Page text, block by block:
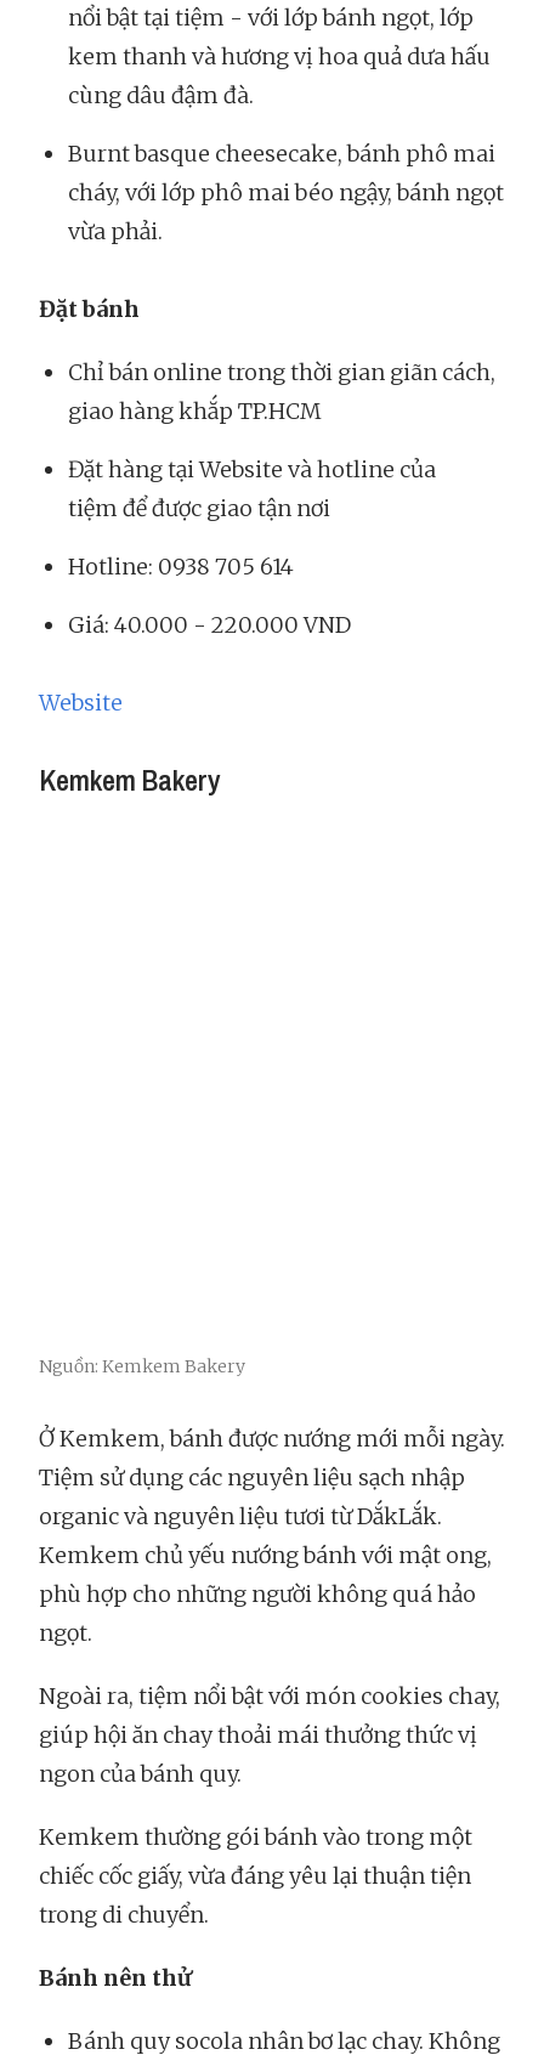
nổi bật tại tiệm - với lớp bánh ngọt, lớp
kem thanh và hương vị hoa quả dưa hấu
cùng dâu đậm đà.
Burnt basque cheesecake, bánh phô mai
cháy, với lớp phô mai béo ngậy, bánh ngọt
vừa phải.
Đặt bánh
Chỉ bán online trong thời gian giãn cách,
giao hàng khắp TP.HCM
Đặt hàng tại Website và hotline của
tiệm để được giao tận nơi
Hotline: 0938 705 614
Giá: 40.000 - 220.000 VND
Website
Kemkem Bakery
Nguồn: Kemkem Bakery
Ở Kemkem, bánh được nướng mới mỗi ngày.
Tiệm sử dụng các nguyên liệu sạch nhập
organic và nguyên liệu tươi từ DắkLắk.
Kemkem chủ yếu nướng bánh với mật ong,
phù hợp cho những người không quá hảo
ngọt.
Ngoài ra, tiệm nổi bật với món cookies chay,
giúp hội ăn chay thoải mái thưởng thức vị
ngon của bánh quy.
Kemkem thường gói bánh vào trong một
chiếc cốc giấy, vừa đáng yêu lại thuận tiện
trong di chuyển.
Bánh nên thử
Bánh quy socola nhân bơ lạc chay. Không